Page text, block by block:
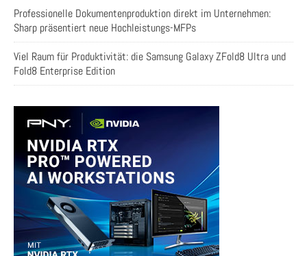
Professionelle Dokumentenproduktion direkt im Unternehmen:
Sharp präsentiert neue Hochleistungs-MFPs
Viel Raum für Produktivität: die Samsung Galaxy ZFold8 Ultra und
Fold8 Enterprise Edition